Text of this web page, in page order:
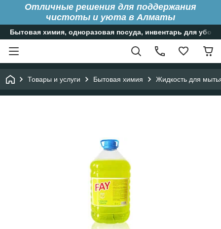
Отличные решения для поддержания
чистоты и уюта в Алматы
Бытовая химия, одноразовая посуда, инвентарь для
Товары и услуги Бытовая химия Жидкость для